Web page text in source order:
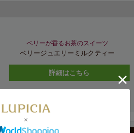
ベリーが香るお茶のスイーツ
ベリージュエリーミルクティー
詳細はこちら